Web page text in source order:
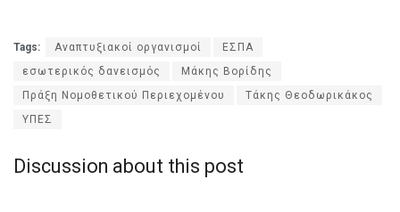
Tags: Αναπτυξιακοί οργανισμοί
ΕΣΠΑ
εσωτερικός δανεισμός
Μάκης Βορίδης
Πράξη Νομοθετικού Περιεχομένου
Τάκης Θεοδωρικάκος
ΥΠΕΣ
Discussion about this post